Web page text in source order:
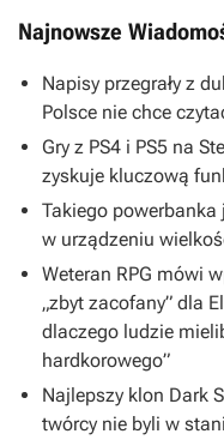
Najnowsze
Napisy przegrały z
Polsce nie chce
Gry z PS4 i PS5 na
zyskuje kluczową
Takiego powerbanka
w urządzeniu
Weteran RPG mówi
„zbyt zacofany” dla
dlaczego ludzie
hardkorowego”
Najlepszy klon Dark
twórcy nie byli w